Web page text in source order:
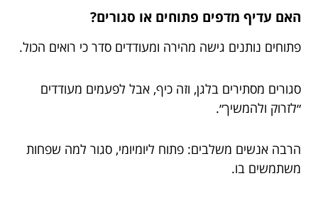
האם עדיף מדפים פתוחים או סגורים?
פתוחים נותנים גישה מהירה ומעודדים סדר כי רואים הכול.
סגורים מסתירים בלגן, וזה כיף, אבל לפעמים מעודדים
״לזרוק ולהמשיך״.
הרבה אנשים משלבים: פתוח ליומיומי, סגור למה שפחות
משתמשים בו.